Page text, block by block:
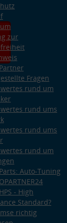
zur
Fragen
rund um
rund ums
rund ums
rund um
Auto-Tuning
- High
Standard?
richtig